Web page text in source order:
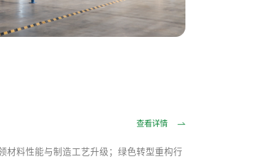
查看详情
材料性能与制造工艺升级；绿色转型重构行